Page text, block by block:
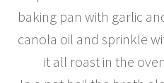
baking pan with garlic
canola oil and sprinkle
it all roast in the